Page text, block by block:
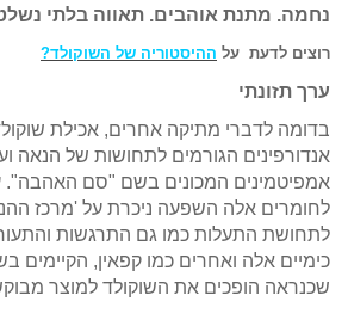
נחמה. מתנת אוהבים. תאווה בלתי
רוצים לדעת על ההיסטוריה של השוקולד?
ערך תזונתי
בדומה לדברי מתיקה אחרים, אכילת
אנדורפינים הגורמים לתחושות של הנאה
אמפיטמינים המכונים בשם "סם האהבה".
לחומרים אלה השפעה ניכרת על 'מרכז
לתחושת התעלות כמו גם התרגשות
כימיים אלה ואחרים כמו קפאין, הקיימים
שכנראה הופכים את השוקולד למוצר